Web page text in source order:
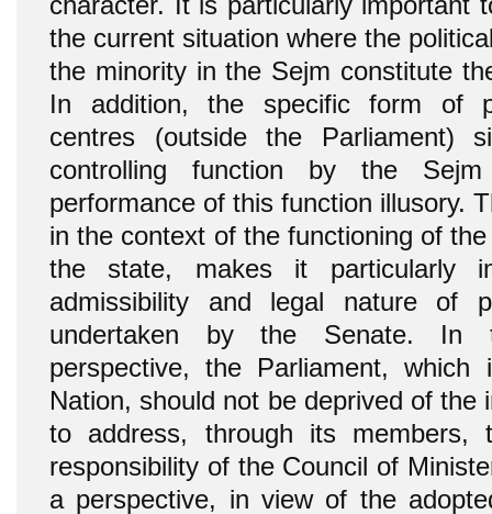
the current situation where the
the minority in the Sejm constitute
In addition, the specific form of
centres (outside the Parliament)
controlling function by the
performance of this function illusory.
in the context of the functioning of
the state, makes it particularly
admissibility and legal nature of
undertaken by the Senate. In
perspective, the Parliament,
Nation, should not be deprived of the
to address, through its members,
responsibility of the Council of
a perspective, in view of the